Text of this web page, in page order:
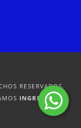
RESERVADOS.
INGRESÁ ACÁ.